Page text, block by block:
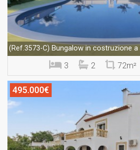
(Ref.3573-C) Bungalow in costruzione a
3 2 72m²
495.000€